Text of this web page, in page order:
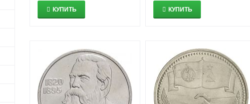
КУПИТЬ КУПИТЬ